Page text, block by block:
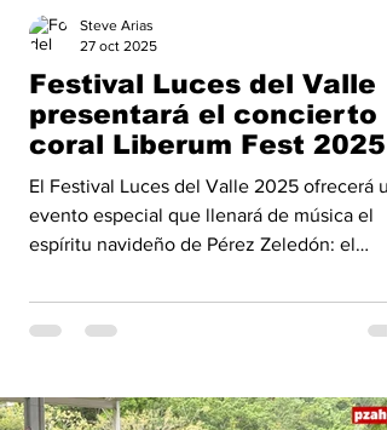
Festival Luces del Valle
presentará el concierto
coral Liberum Fest 2025
El Festival Luces del Valle 2025 ofrecerá
evento especial que llenará de música el
espíritu navideño de Pérez Zeledón: el
coros organizado por Liberum Voices. La
actividad se realizará el sábado 13 de
entrada gratuita. Este espectáculo reunirá
Steve Arias
27 oct 2025